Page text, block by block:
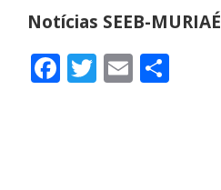
Notícias SEEB-MURIAÉ
Facebook
Twitter
Email